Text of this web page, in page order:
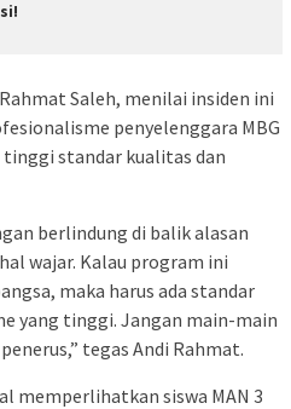
Saleh, menilai insiden ini
penyelenggara MBG
standar kualitas dan
berlindung di balik alasan
wajar. Kalau program ini
maka harus ada standar
yang tinggi. Jangan main-main
tegas Andi Rahmat.
memperlihatkan siswa MAN 3